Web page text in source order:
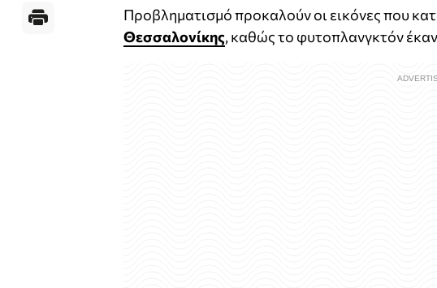
Προβληματισμό προκαλούν οι εικόνες που
Θεσσαλονίκης, καθώς το φυτοπλανγκτόν